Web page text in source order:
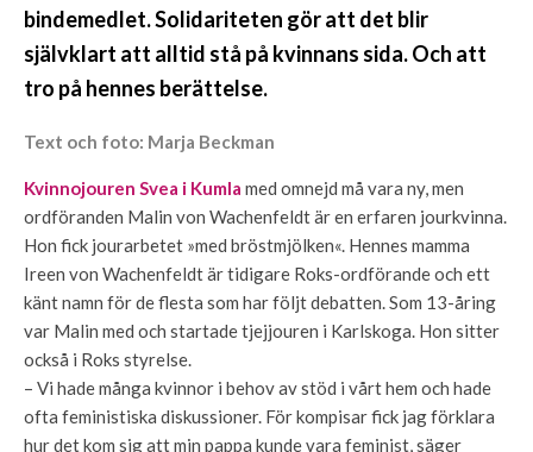
bindemedlet. Solidariteten gör att det blir
självklart att alltid stå på kvinnans sida. Och att
tro på hennes berättelse.
Text och foto: Marja Beckman
Kvinnojouren Svea i Kumla med omnejd må vara ny, men
ordföranden Malin von Wachenfeldt är en erfaren jourkvinna.
Hon fick jourarbetet »med bröstmjölken«. Hennes mamma
Ireen von Wachenfeldt är tidigare Roks-ordförande och ett
känt namn för de flesta som har följt debatten. Som 13-åring
var Malin med och startade tjejjouren i Karlskoga. Hon sitter
också i Roks styrelse.
– Vi hade många kvinnor i behov av stöd i vårt hem och hade
ofta feministiska diskussioner. För kompisar fick jag förklara
hur det kom sig att min pappa kunde vara feminist, säger